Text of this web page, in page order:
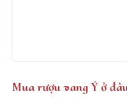
Mua rượu vang Ý ở